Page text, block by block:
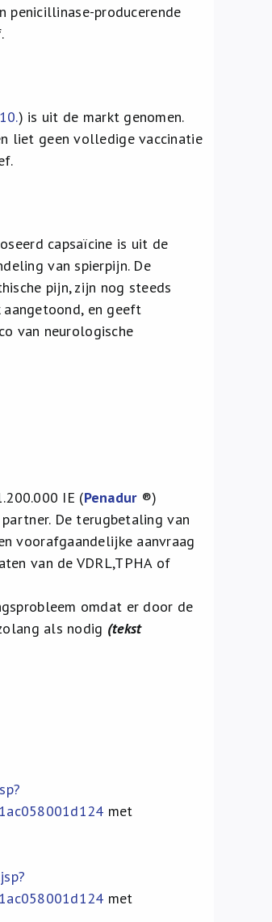
penicillinase-producerende
) is uit de markt genomen.
liet geen volledige vaccinatie
capsaïcine is uit de
van spierpijn. De
pijn, zijn nog steeds
en geeft
van neurologische
IE (Penadur®)
De terugbetaling van
voorafgaandelijke aanvraag
van de VDRL,TPHA of
omdat er door de
als nodig (tekst
met
met